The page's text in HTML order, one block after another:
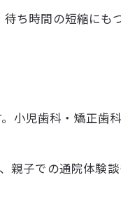
ち時間の短縮にも
小児歯科・矯正歯
子での通院体験談